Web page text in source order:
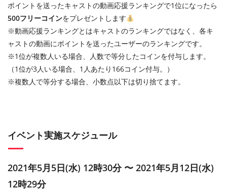
ポイントを送ったキャストの動画応援ランキングで1位になったら
500フリーコインをプレゼントします
※動画応援ランキングとはキャストのランキングではなく、各キ
ャストの動画にポイントを送ったユーザーのランキングです。
※1位が複数人いる場合、人数で等分したコインを付与します。
（1位が3人いる場合、1人あたり166コイン付与。）
※複数人で等分する場合、小数点以下は切り捨てます。
イベント実施スケジュール
2021年5月5日(水) 12時30分 〜 2021年5月12日(水)
12時29分